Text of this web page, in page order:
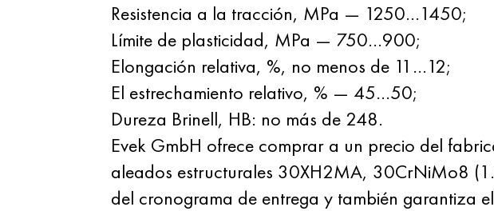
Resistencia a la tracción, MPa — 1250…1450;
Límite de plasticidad, MPa — 750…900;
Elongación relativa, %, no menos de 11…12;
El estrechamiento relativo, % — 45…50;
Dureza Brinell, HB: no más de 248.
Evek GmbH ofrece comprar a un precio del
aleados estructurales 30XH2MA, 30CrNiMo8
del cronograma de entrega y también garantiza